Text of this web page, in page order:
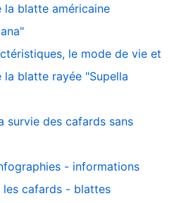
la blatte américaine
le mode de vie et
blatte rayée "Supella
survie des cafards sans
- informations
cafards - blattes